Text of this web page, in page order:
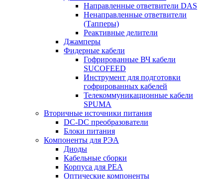
Направленные ответвители DAS
Ненаправленные ответвители
(Тапперы)
Реактивные делители
Джамперы
Фидерные кабели
Гофрированные ВЧ кабели
SUCOFEED
Инструмент для подготовки
гофрированных кабелей
Телекоммуникационные кабели
SPUMA
Вторичные источники питания
DC-DC преобразователи
Блоки питания
Компоненты для РЭА
Диоды
Кабельные сборки
Корпуса для РЕА
Оптические компоненты